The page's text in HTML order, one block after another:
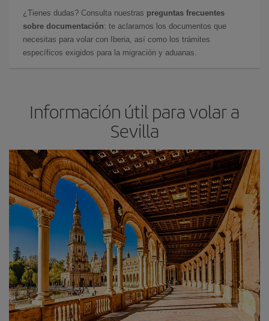
¿Tienes dudas? Consulta nuestras preguntas frecuentes
sobre documentación: te aclaramos los documentos que
necesitas para volar con Iberia, así como los trámites
específicos exigidos para la migración y aduanas.
Información útil para volar a
Sevilla